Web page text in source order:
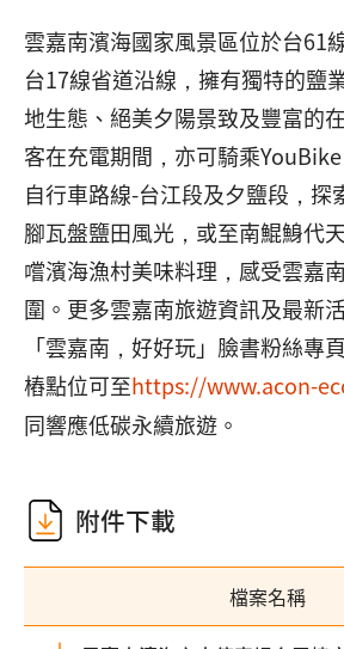
雲嘉南濱海國家風景區位於台61
台17線省道沿線，擁有獨特的鹽
地生態、絕美夕陽景致及豐富的
客在充電期間，亦可騎乘
自行車路線-台江段及夕鹽段，探
腳瓦盤鹽田風光，或至南鯤鯓代
嚐濱海漁村美味料理，感受雲嘉
圍。更多雲嘉南旅遊資訊及最新
「雲嘉南，好好玩」臉書粉絲專
樁點位可至https://www.acon-
同響應低碳永續旅遊。
附件下載
檔案名稱